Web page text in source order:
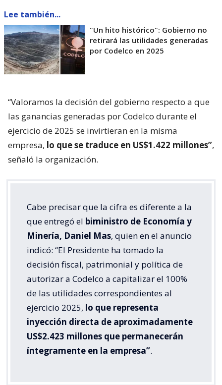
Lee también...
"Un hito histórico": Gobierno no
retirará las utilidades generadas
por Codelco en 2025
“Valoramos la decisión del gobierno respecto a que
las ganancias generadas por Codelco durante el
ejercicio de 2025 se invirtieran en la misma
empresa, lo que se traduce en US$1.422 millones”,
señaló la organización.
Cabe precisar que la cifra es diferente a la
que entregó el biministro de Economía y
Minería, Daniel Mas, quien en el anuncio
indicó: “El Presidente ha tomado la
decisión fiscal, patrimonial y política de
autorizar a Codelco a capitalizar el 100%
de las utilidades correspondientes al
ejercicio 2025, lo que representa
inyección directa de aproximadamente
US$2.423 millones que permanecerán
íntegramente en la empresa”.